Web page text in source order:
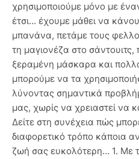
χρησιμοποιούμε μόνο με
έτσι... έχουμε μάθει να
μπανάνα, πετάμε τους
τη μαγιονέζα στο
ξεραμένη μάσκαρα και
μπορούμε να τα
λύνοντας σημαντικά
μας, χωρίς να χρειαστεί να
Δείτε στη συνέχεια πώς
διαφορετικό τρόπο κάποια
ζωή σας ευκολότερη… 1. Με